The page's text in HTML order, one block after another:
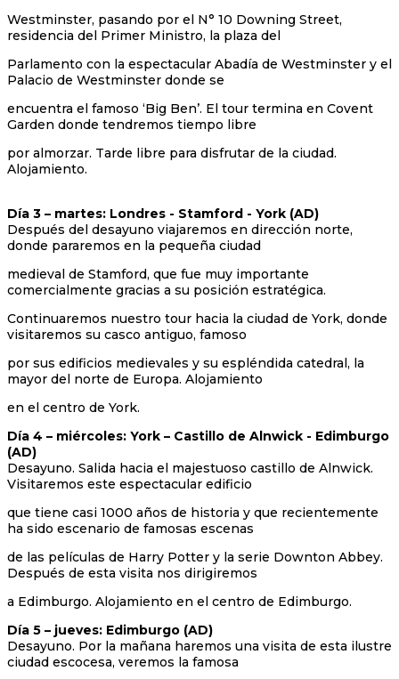
Westminster, pasando por el N° 10 Downing Street,
residencia del Primer Ministro, la plaza del
Parlamento con la espectacular Abadía de Westminster y el
Palacio de Westminster donde se
encuentra el famoso ‘Big Ben’. El tour termina en Covent
Garden donde tendremos tiempo libre
por almorzar. Tarde libre para disfrutar de la ciudad.
Alojamiento.
Día 3 – martes: Londres - Stamford - York (AD)
Después del desayuno viajaremos en dirección norte,
donde pararemos en la pequeña ciudad
medieval de Stamford, que fue muy importante
comercialmente gracias a su posición estratégica.
Continuaremos nuestro tour hacia la ciudad de York, donde
visitaremos su casco antiguo, famoso
por sus edificios medievales y su espléndida catedral, la
mayor del norte de Europa. Alojamiento
en el centro de York.
Día 4 – miércoles: York – Castillo de Alnwick - Edimburgo
(AD)
Desayuno. Salida hacia el majestuoso castillo de Alnwick.
Visitaremos este espectacular edificio
que tiene casi 1000 años de historia y que recientemente
ha sido escenario de famosas escenas
de las películas de Harry Potter y la serie Downton Abbey.
Después de esta visita nos dirigiremos
a Edimburgo. Alojamiento en el centro de Edimburgo.
Día 5 – jueves: Edimburgo (AD)
Desayuno. Por la mañana haremos una visita de esta ilustre
ciudad escocesa, veremos la famosa